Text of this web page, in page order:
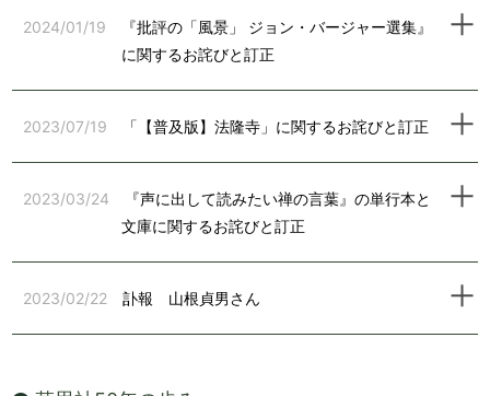
2024/01/19
『批評の「風景」 ジョン・バージャー選集』
に関するお詫びと訂正
2023/07/19 「【普及版】法隆寺」に関するお詫びと訂正
2023/03/24
『声に出して読みたい禅の言葉』の単行本と
文庫に関するお詫びと訂正
2023/02/22 訃報 山根貞男さん